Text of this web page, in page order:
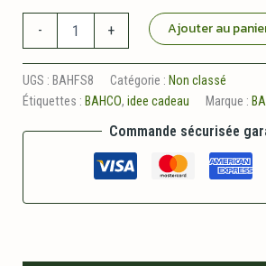
-
à
Fleurs
Lames
8
+ Ajouter au
UGS : BAHFS8 Catégorie : Non classé
Étiquettes : BAHCO, idee cadeau Marque :
Commande sécurisée